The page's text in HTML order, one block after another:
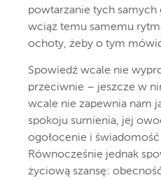
powtarzanie tych samych
wciąż temu samemu
ochoty, żeby o tym
Spowiedź wcale nie
przeciwnie – jeszcze w
wcale nie zapewnia nam
spokoju sumienia, jej
ogołocenie i świadomość
Równocześnie jednak
życiową szansę: